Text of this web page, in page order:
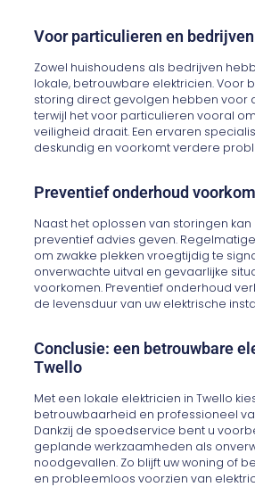
Voor particulieren en
Zowel huishoudens als bedrijven
lokale, betrouwbare elektricien. Voor
storing direct gevolgen hebben voor
terwijl het voor particulieren vooral
veiligheid draait. Een ervaren
deskundig en voorkomt verdere
Preventief onderhoud
Naast het oplossen van storingen
preventief advies geven.
om zwakke plekken vroegtijdig te
onverwachte uitval en gevaarlijke
voorkomen. Preventief onderhoud
de levensduur van uw elektrische
Conclusie: een betrouwbare
Twello
Met een lokale elektricien in Twello
betrouwbaarheid en professioneel
Dankzij de spoedservice bent u
geplande werkzaamheden als
noodgevallen. Zo blijft uw woning of
en probleemloos voorzien van